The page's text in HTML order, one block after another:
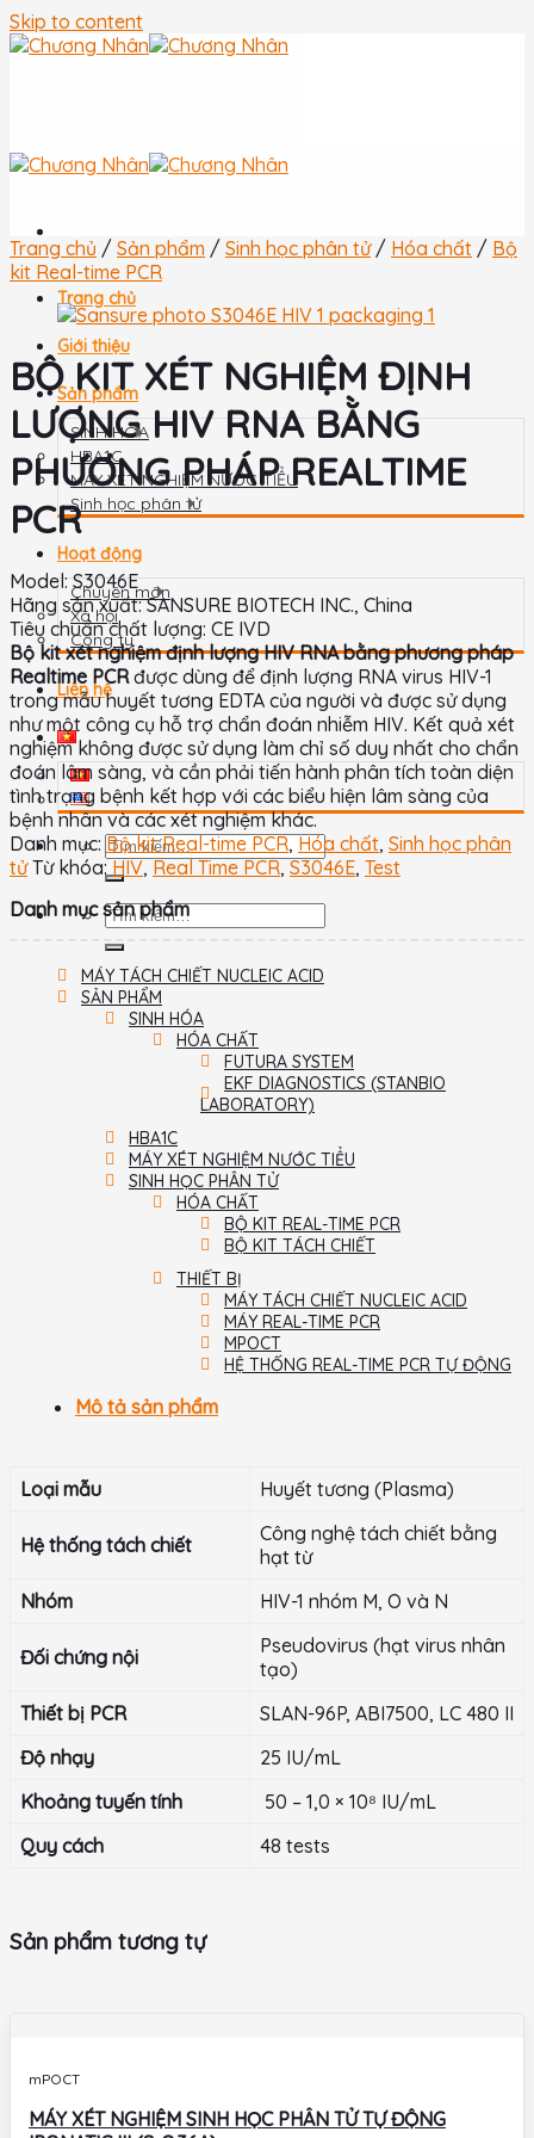
Skip to content
Trang chủ
Giới thiệu
Sản phẩm
SINH HÓA
HBA1C
MÁY XÉT NGHIỆM NƯỚC TIỂU
Sinh học phân tử
Hoạt động
Chuyên môn
Xã hội
Công ty
Liên hệ
Trang chủ / Sản phẩm / Sinh học phân tử / Hóa chất / Bộ
kit Real-time PCR
BỘ KIT XÉT NGHIỆM ĐỊNH
LƯỢNG HIV RNA BẰNG
PHƯƠNG PHÁP REALTIME
PCR
Model: S3046E
Hãng sản xuất: SANSURE BIOTECH INC., China
Tiêu chuẩn chất lượng: CE IVD
Bộ kit xét nghiệm định lượng HIV RNA bằng phương pháp
Realtime PCRđược dùng để định lượng RNA virus HIV-1
trong mẫu huyết tương EDTA của người và được sử dụng
như một công cụ hỗ trợ chẩn đoán nhiễm HIV. Kết quả xét
nghiệm không được sử dụng làm chỉ số duy nhất cho chẩn
đoán lâm sàng, và cần phải tiến hành phân tích toàn diện
tình trạng bệnh kết hợp với các biểu hiện lâm sàng của
bệnh nhân và các xét nghiệm khác.
Danh mục:Bộ kit Real-time PCR,Hóa chất, Sinh học phân
tử Từ khóa:HIV,Real Time PCR,S3046E, Test
Danh mục sản phẩm
MÁY TÁCH CHIẾT NUCLEIC ACID
SẢN PHẨM
SINH HÓA
HÓA CHẤT
FUTURA SYSTEM
EKF DIAGNOSTICS (STANBIO
LABORATORY)
HBA1C
MÁY XÉT NGHIỆM NƯỚC TIỂU
SINH HỌC PHÂN TỬ
HÓA CHẤT
BỘ KIT REAL-TIME PCR
BỘ KIT TÁCH CHIẾT
THIẾT BỊ
MÁY TÁCH CHIẾT NUCLEIC ACID
MÁY REAL-TIME PCR
MPOCT
HỆ THỐNG REAL-TIME PCR TỰ ĐỘNG
Mô tả sản phẩm
Loại mẫu Huyết tương (Plasma)
Hệ thống tách chiết
Công nghệ tách chiết bằng
hạt từ
Nhóm
HIV-1 nhóm M, O và N
Đối chứng nội
Pseudovirus (hạt virus nhân
tạo)
Thiết bị PCR
SLAN-96P, ABI7500, LC 480 II
Độ nhạy
25 IU/mL
Khoảng tuyến tính
50 – 1,0 × 10⁸ IU/mL
Quy cách
48 tests
Sản phẩm tương tự
mPOCT
MÁY XÉT NGHIỆM SINH HỌC PHÂN TỬ TỰ ĐỘNG